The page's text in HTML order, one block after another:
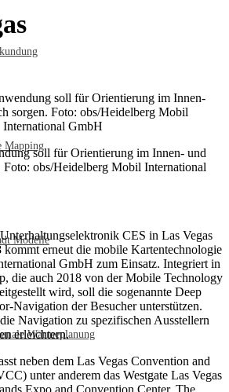
Mapping
Modelle
Wärmeplanung
soll für Orientierung im Innen- und
Foto: obs/Heidelberg Mobil International
CES in Las Vegas
kommt erneut die mobile Kartentechnologie
GmbH zum Einsatz. Integriert in
die auch 2018 von der Mobile Technology
wird, soll die sogenannte Deep
Navigation der Besucher unterstützen.
Navigation zu spezifischen Ausstellern
erleichtern.
neben dem Las Vegas Convention and
unter anderem das Westgate Las Vegas
Expo and Convention Center, The